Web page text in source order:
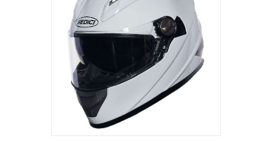
AKTUELLES
GALERIE
SPONSOREN
STRECKEN
ANSPRECHPARTNER